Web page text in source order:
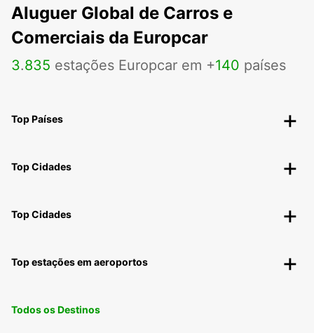
Aluguer Global de Carros e
Comerciais da Europcar
3.835 estações Europcar em +140 países
Top Países
Top Cidades
Top Cidades
Top estações em aeroportos
Todos os Destinos